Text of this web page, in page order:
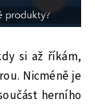
si až říkám,
Nicméně je
herního